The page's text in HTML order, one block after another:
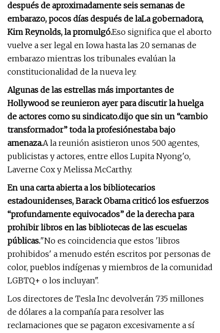
después de aproximadamente seis semanas de
embarazo, pocos días después de laLa gobernadora,
Kim Reynolds, la promulgó.Eso significa que el aborto
vuelve a ser legal en Iowa hasta las 20 semanas de
embarazo mientras los tribunales evalúan la
constitucionalidad de la nueva ley.
Algunas de las estrellas más importantes de
Hollywood se reunieron ayer para discutir la huelga
de actores como su sindicato.dijo que sin un “cambio
transformador” toda la profesiónestaba bajo
amenaza.A la reunión asistieron unos 500 agentes,
publicistas y actores, entre ellos Lupita Nyong'o,
Laverne Cox y Melissa McCarthy.
En una carta abierta a los bibliotecarios
estadounidenses, Barack Obama criticó los esfuerzos
“profundamente equivocados” de la derecha para
prohibir libros en las bibliotecas de las escuelas
públicas."No es coincidencia que estos 'libros
prohibidos' a menudo estén escritos por personas de
color, pueblos indígenas y miembros de la comunidad
LGBTQ+ o los incluyan".
Los directores de Tesla Inc devolverán 735 millones
de dólares a la compañía para resolver las
reclamaciones que se pagaron excesivamente a sí